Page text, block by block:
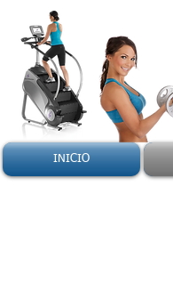
INICIO